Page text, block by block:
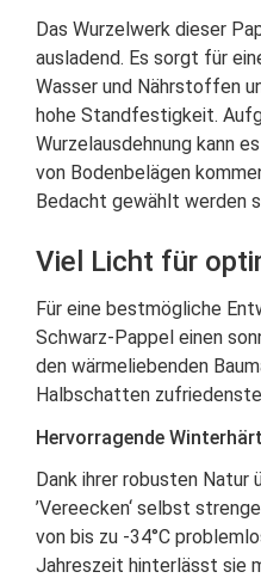
Das Wurzelwerk dieser
ausladend. Es sorgt für
Wasser und Nährstoffen
hohe Standfestigkeit.
Wurzelausdehnung kann
von Bodenbelägen
Bedacht gewählt werden
Viel Licht für
Für eine bestmögliche
Schwarz-Pappel einen
den wärmeliebenden
Halbschatten
Hervorragende
Dank ihrer robusten Natur
’Vereecken‘ selbst
von bis zu -34°C
Jahreszeit hinterlässt sie